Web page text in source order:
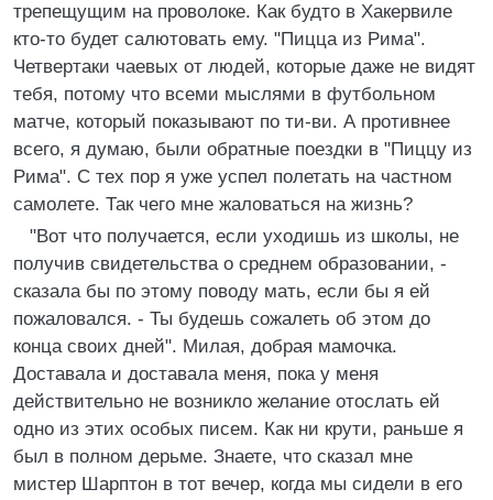
трепещущим на проволоке. Как будто в Хакервиле
кто-то будет салютовать ему. "Пицца из Рима".
Четвертаки чаевых от людей, которые даже не видят
тебя, потому что всеми мыслями в футбольном
матче, который показывают по ти-ви. А противнее
всего, я думаю, были обратные поездки в "Пиццу из
Рима". С тех пор я уже успел полетать на частном
самолете. Так чего мне жаловаться на жизнь?
"Вот что получается, если уходишь из школы, не
получив свидетельства о среднем образовании, -
сказала бы по этому поводу мать, если бы я ей
пожаловался. - Ты будешь сожалеть об этом до
конца своих дней". Милая, добрая мамочка.
Доставала и доставала меня, пока у меня
действительно не возникло желание отослать ей
одно из этих особых писем. Как ни крути, раньше я
был в полном дерьме. Знаете, что сказал мне
мистер Шарптон в тот вечер, когда мы сидели в его